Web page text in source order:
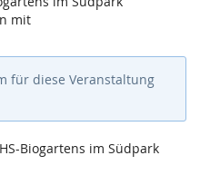
mit
für diese Veranstaltung
Biogartens im Südpark